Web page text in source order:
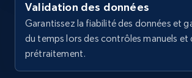
33.6K+ 3.5K+ Essai
Validation des données
Garantissez la fiabilité des données et
du temps lors des contrôles manuels et
prétraitement.